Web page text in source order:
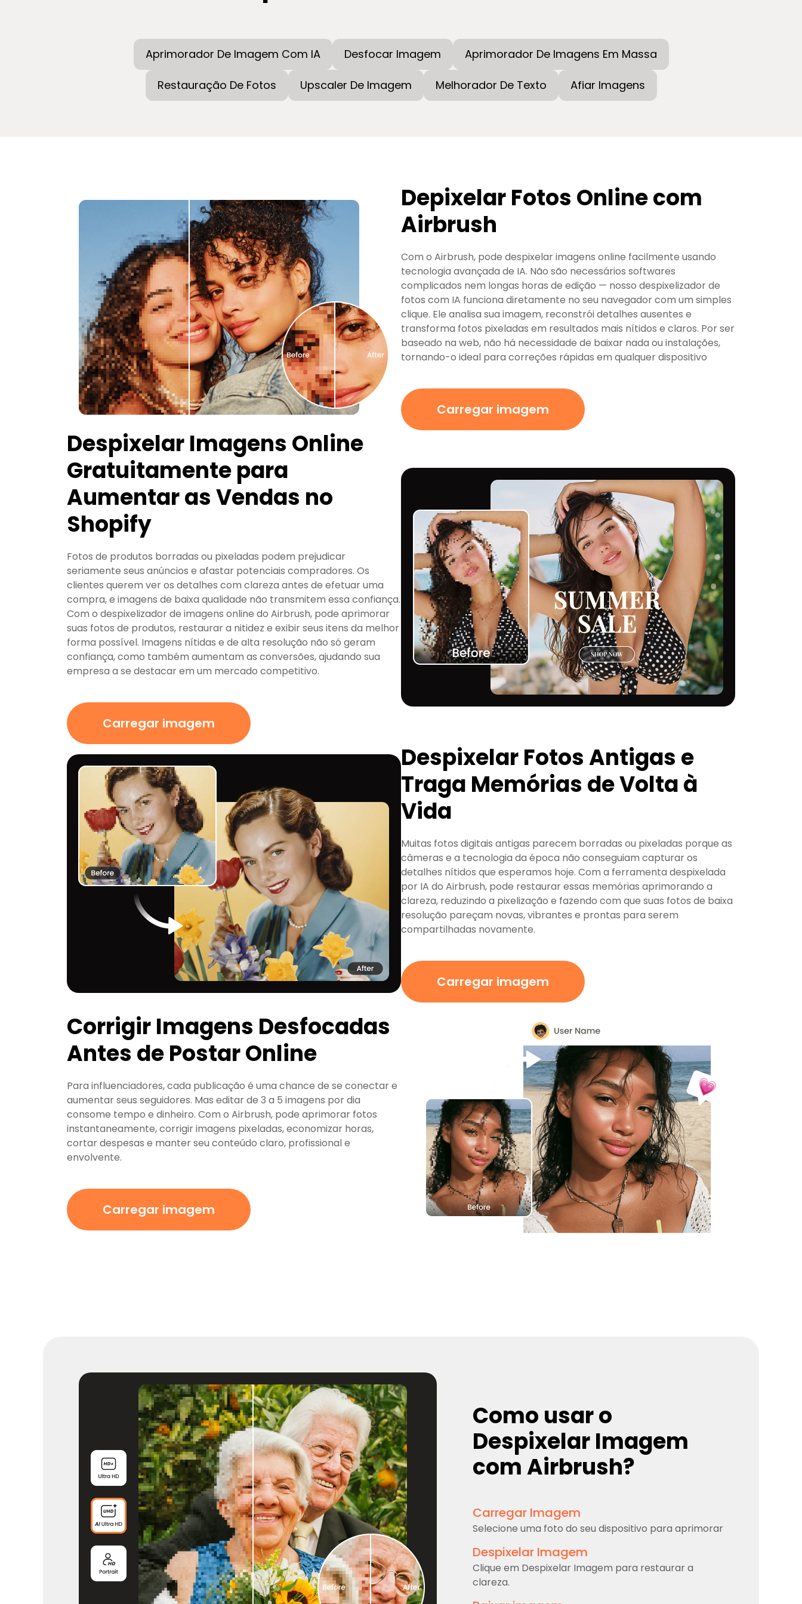
Aprimorador De Imagem Com IA Desfocar Imagem Aprimorador De Imagens Em Massa
Restauração De Fotos Upscaler De Imagem Melhorador De Texto Afiar Imagens
Depixelar Fotos Online com
Airbrush
Com o Airbrush, pode despixelar imagens online facilmente usando
tecnologia avançada de IA. Não são necessários softwares
complicados nem longas horas de edição — nosso despixelizador de
fotos com IA funciona diretamente no seu navegador com um simples
clique. Ele analisa sua imagem, reconstrói detalhes ausentes e
transforma fotos pixeladas em resultados mais nítidos e claros. Por ser
baseado na web, não há necessidade de baixar nada ou instalações,
tornando-o ideal para correções rápidas em qualquer dispositivo
Carregar imagem
Despixelar Imagens Online
Gratuitamente para
Aumentar as Vendas no
Shopify
Fotos de produtos borradas ou pixeladas podem prejudicar
seriamente seus anúncios e afastar potenciais compradores. Os
clientes querem ver os detalhes com clareza antes de efetuar uma
compra, e imagens de baixa qualidade não transmitem essa confiança.
Com o despixelizador de imagens online do Airbrush, pode aprimorar
suas fotos de produtos, restaurar a nitidez e exibir seus itens da melhor
forma possível. Imagens nítidas e de alta resolução não só geram
confiança, como também aumentam as conversões, ajudando sua
empresa a se destacar em um mercado competitivo.
Carregar imagem
Despixelar Fotos Antigas e
Traga Memórias de Volta à
Vida
Muitas fotos digitais antigas parecem borradas ou pixeladas porque as
câmeras e a tecnologia da época não conseguiam capturar os
detalhes nítidos que esperamos hoje. Com a ferramenta despixelada
por IA do Airbrush, pode restaurar essas memórias aprimorando a
clareza, reduzindo a pixelização e fazendo com que suas fotos de baixa
resolução pareçam novas, vibrantes e prontas para serem
compartilhadas novamente.
Carregar imagem
Corrigir Imagens Desfocadas
Antes de Postar Online
Para influenciadores, cada publicação é uma chance de se conectar e
aumentar seus seguidores. Mas editar de 3 a 5 imagens por dia
consome tempo e dinheiro. Com o Airbrush, pode aprimorar fotos
instantaneamente, corrigir imagens pixeladas, economizar horas,
cortar despesas e manter seu conteúdo claro, profissional e
envolvente.
Carregar imagem
Como usar o
Despixelar Imagem
com Airbrush?
Carregar Imagem
Selecione uma foto do seu dispositivo para aprimorar
Despixelar Imagem
Clique em Despixelar Imagem para restaurar a
clareza.